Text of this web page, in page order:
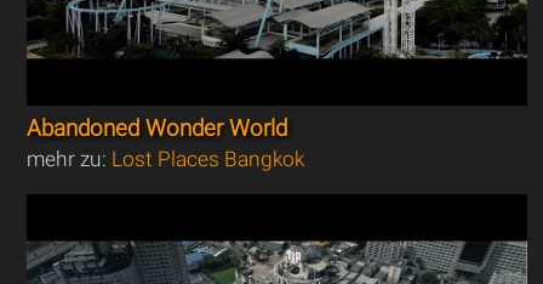
Abandoned Wonder World
mehr zu: Lost Places Bangkok